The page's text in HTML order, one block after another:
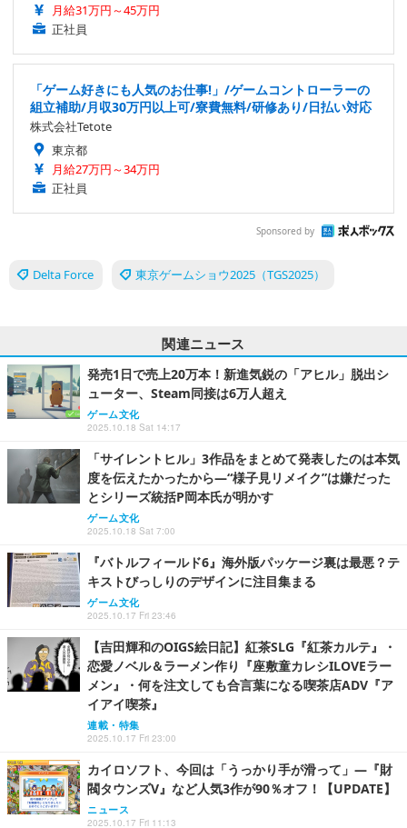
月給31万円～45万円
正社員
「ゲーム好きにも人気のお仕事!」/ゲームコントローラーの
組立補助/月収30万円以上可/寮費無料/研修あり/日払い対応
株式会社Tetote
東京都
月給27万円～34万円
正社員
Sponsored by
Delta Force 東京ゲームショウ2025（TGS2025）
関連ニュース
発売1日で売上20万本！新進気鋭の「アヒル」脱出シ
ューター、Steam同接は6万人超え
ゲーム文化
2025.10.18 Sat 14:17
「サイレントヒル」3作品をまとめて発表したのは本気
度を伝えたかったから―“様子見リメイク”は嫌だった
とシリーズ統括P岡本氏が明かす
ゲーム文化
2025.10.18 Sat 7:00
『バトルフィールド6』海外版パッケージ裏は最悪？テ
キストびっしりのデザインに注目集まる
ゲーム文化
2025.10.17 Fri 23:46
【吉田輝和のOIGS絵日記】紅茶SLG『紅茶カルテ』・
恋愛ノベル＆ラーメン作り『座敷童カレシILOVEラー
メン』・何を注文しても合言葉になる喫茶店ADV『ア
イアイ喫茶』
連載・特集
2025.10.17 Fri 23:00
カイロソフト、今回は「うっかり手が滑って」―『財
閥タウンズV』など人気3作が90％オフ！【UPDATE】
ニュース
2025.10.17 Fri 11:13